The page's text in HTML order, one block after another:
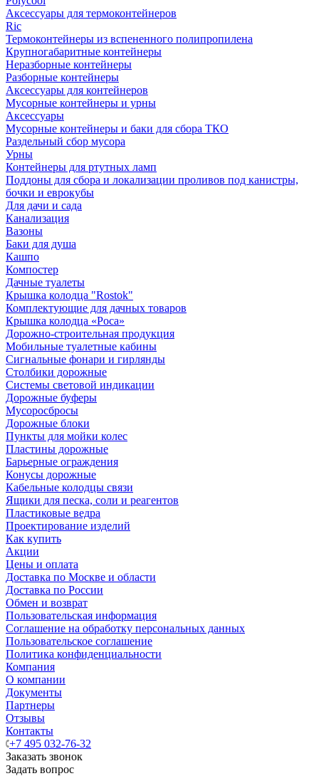
Аксессуары для термоконтейнеров
Ric
Термоконтейнеры из вспененного полипропилена
Крупногабаритные контейнеры
Неразборные контейнеры
Разборные контейнеры
Аксессуары для контейнеров
Мусорные контейнеры и урны
Аксессуары
Мусорные контейнеры и баки для сбора ТКО
Раздельный сбор мусора
Урны
Контейнеры для ртутных ламп
Поддоны для сбора и локализации проливов под канистры,
бочки и еврокубы
Для дачи и сада
Канализация
Вазоны
Баки для душа
Кашпо
Компостер
Дачные туалеты
Крышка колодца "Rostok"
Комплектующие для дачных товаров
Крышка колодца «Роса»
Дорожно-строительная продукция
Мобильные туалетные кабины
Сигнальные фонари и гирлянды
Столбики дорожные
Системы световой индикации
Дорожные буферы
Мусоросбросы
Дорожные блоки
Пункты для мойки колес
Пластины дорожные
Барьерные ограждения
Конусы дорожные
Кабельные колодцы связи
Ящики для песка, соли и реагентов
Пластиковые ведра
Проектирование изделий
Как купить
Акции
Цены и оплата
Доставка по Москве и области
Доставка по России
Обмен и возврат
Пользовательская информация
Соглашение на обработку персональных данных
Пользовательское соглашение
Политика конфиденциальности
Компания
О компании
Документы
Партнеры
Отзывы
Контакты
+7 495 032-76-32
Заказать звонок
Задать вопрос